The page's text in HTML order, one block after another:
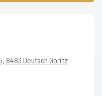
8483 Deutsch Goritz